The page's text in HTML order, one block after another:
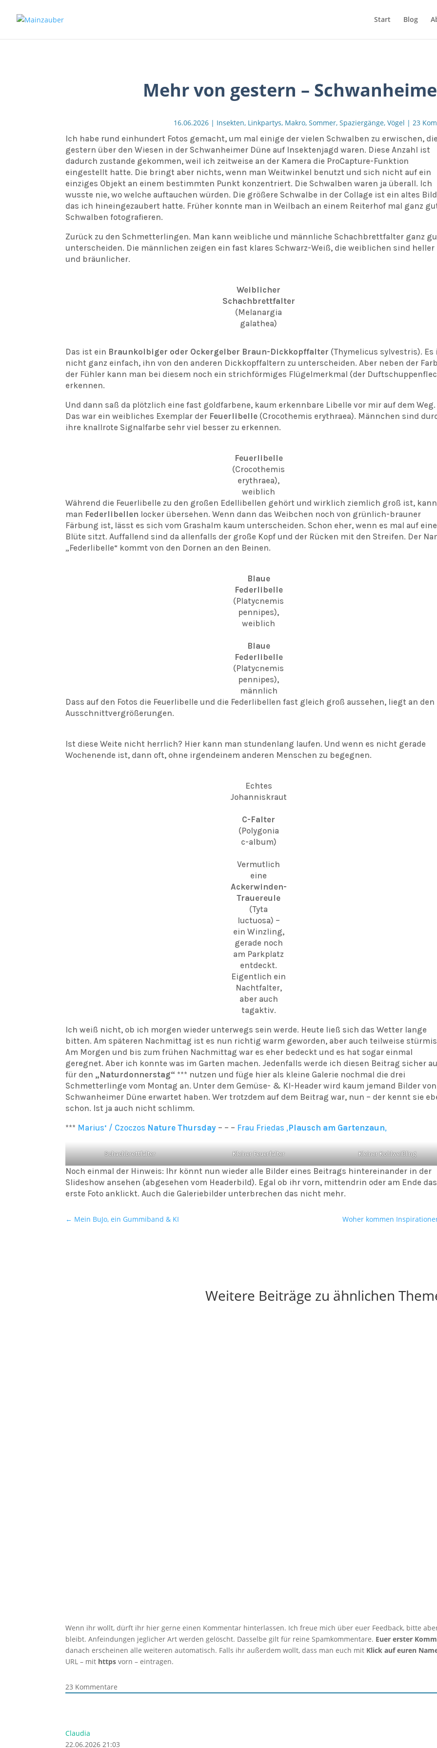
Start Blog
Mehr von gestern –
16.06.2026 | Insekten, Linkpartys, Makro, Sommer, Spaziergänge, Vögel | 23
Ich habe rund einhundert Fotos gemacht, um mal einige der vielen Schwalben zu erwischen, die
gestern über den Wiesen in der Schwanheimer Düne auf Insektenjagd waren. Diese Anzahl ist
dadurch zustande gekommen, weil ich zeitweise an der Kamera die ProCapture-Funktion
eingestellt hatte. Die bringt aber nichts, wenn man Weitwinkel benutzt und sich nicht auf ein
einziges Objekt an einem bestimmten Punkt konzentriert. Die Schwalben waren ja überall. Ich
wusste nie, wo welche auftauchen würden. Die größere Schwalbe in der Collage ist ein altes
das ich hineingezaubert hatte. Früher konnte man in Weilbach an einem Reiterhof mal ganz
Schwalben fotografieren.
Zurück zu den Schmetterlingen. Man kann weibliche und männliche Schachbrettfalter ganz
unterscheiden. Die männlichen zeigen ein fast klares Schwarz-Weiß, die weiblichen sind heller
und bräunlicher.
Weiblicher
Schachbrettfalter
(Melanargia
galathea)
Das ist ein Braunkolbiger oder Ockergelber Braun-Dickkopffalter (Thymelicus sylvestris). Es
nicht ganz einfach, ihn von den anderen Dickkopffaltern zu unterscheiden. Aber neben der
der Fühler kann man bei diesem noch ein strichförmiges Flügelmerkmal (der
erkennen.
Und dann saß da plötzlich eine fast goldfarbene, kaum erkennbare Libelle vor mir auf dem Weg.
Das war ein weibliches Exemplar der Feuerlibelle (Crocothemis erythraea). Männchen sind
ihre knallrote Signalfarbe sehr viel besser zu erkennen.
Feuerlibelle
(Crocothemis
erythraea),
weiblich
Während die Feuerlibelle zu den großen Edellibellen gehört und wirklich ziemlich groß ist, kann
man Federlibellen locker übersehen. Wenn dann das Weibchen noch von grünlich-brauner
Färbung ist, lässt es sich vom Grashalm kaum unterscheiden. Schon eher, wenn es mal auf
Blüte sitzt. Auffallend sind da allenfalls der große Kopf und der Rücken mit den Streifen. Der
„Federlibelle“ kommt von den Dornen an den Beinen.
Blaue
Federlibelle
(Platycnemis
pennipes),
weiblich
Blaue
Federlibelle
(Platycnemis
pennipes),
männlich
Dass auf den Fotos die Feuerlibelle und die Federlibellen fast gleich groß aussehen, liegt an den
Ausschnittvergrößerungen.
Ist diese Weite nicht herrlich? Hier kann man stundenlang laufen. Und wenn es nicht gerade
Wochenende ist, dann oft, ohne irgendeinem anderen Menschen zu begegnen.
Echtes
Johanniskraut
C-Falter
(Polygonia
c-album)
Vermutlich
eine
Ackerwinden-
Trauereule
(Tyta
luctuosa) –
ein Winzling,
gerade noch
am Parkplatz
entdeckt.
Eigentlich ein
Nachtfalter,
aber auch
tagaktiv.
Ich weiß nicht, ob ich morgen wieder unterwegs sein werde. Heute ließ sich das Wetter lange
bitten. Am späteren Nachmittag ist es nun richtig warm geworden, aber auch teilweise
Am Morgen und bis zum frühen Nachmittag war es eher bedeckt und es hat sogar einmal
geregnet. Aber ich konnte was im Garten machen. Jedenfalls werde ich diesen Beitrag sicher
für den „Naturdonnerstag“ *** nutzen und füge hier als kleine Galerie nochmal die drei
Schmetterlinge vom Montag an. Unter dem Gemüse- & KI-Header wird kaum jemand Bilder
Schwanheimer Düne erwartet haben. Wer trotzdem auf dem Beitrag war, nun – der kennt sie
schon. Ist ja auch nicht schlimm.
*** Marius‘ / Czoczos Nature Thursday – – – Frau Friedas ‚Plausch am Gartenzaun‚
Schachbrettfalter Kleiner Feuerfalter Kleiner Kohlweißling
Noch einmal der Hinweis: Ihr könnt nun wieder alle Bilder eines Beitrags hintereinander in der
Slideshow ansehen (abgesehen vom Headerbild). Egal ob ihr vorn, mittendrin oder am Ende das
erste Foto anklickt. Auch die Galeriebilder unterbrechen das nicht mehr.
← Mein BuJo, ein Gummiband & KI Woher kommen
Weitere Beiträge zu ähnlichen
Wenn ihr wollt, dürft ihr hier gerne einen Kommentar hinterlassen. Ich freue mich über euer Feedback, bitte
bleibt. Anfeindungen jeglicher Art werden gelöscht. Dasselbe gilt für reine Spamkommentare. Euer erster
danach erscheinen alle weiteren automatisch. Falls ihr außerdem wollt, dass man euch mit Klick auf euren
URL – mit https vorn – eintragen.
23 Kommentare
Claudia
22.06.2026 21:03